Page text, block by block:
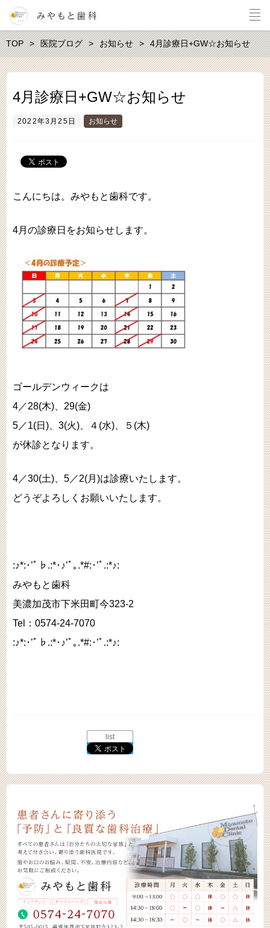
TOP 医院ブログ お知らせ 4月診療日+GW☆お知らせ
4月診療日+GW☆お知らせ
2022年3月25日 お知らせ
こんにちは。みやもと歯科です。
4月の診療日をお知らせします。
ゴールデンウィークは
4／28(木)、29(金)
5／1(日)、3(火)、４(水)、５(木)
が休診となります。
4／30(土)、5／2(月)は診療いたします。
どうぞよろしくお願いいたします。
:♪*:･’ﾟ♭.:*･♪’ﾟ｡.*#:･’ﾟ.:*♪:
みやもと歯科
美濃加茂市下米田町今323-2
Tel：0574-24-7070
:♪*:･’ﾟ♭.:*･♪’ﾟ｡.*#:･’ﾟ.:*♪:
list